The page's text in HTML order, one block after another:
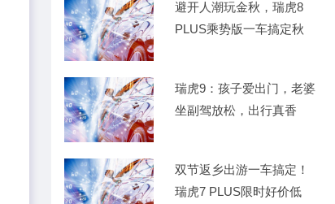
避开人潮玩金秋，瑞虎8
PLUS乘势版一车搞定秋
瑞虎9：孩子爱出门，老婆
坐副驾放松，出行真香
双节返乡出游一车搞定！
瑞虎7 PLUS限时好价低